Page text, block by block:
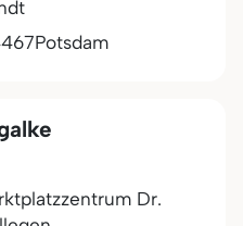
Potsdam
Dr.